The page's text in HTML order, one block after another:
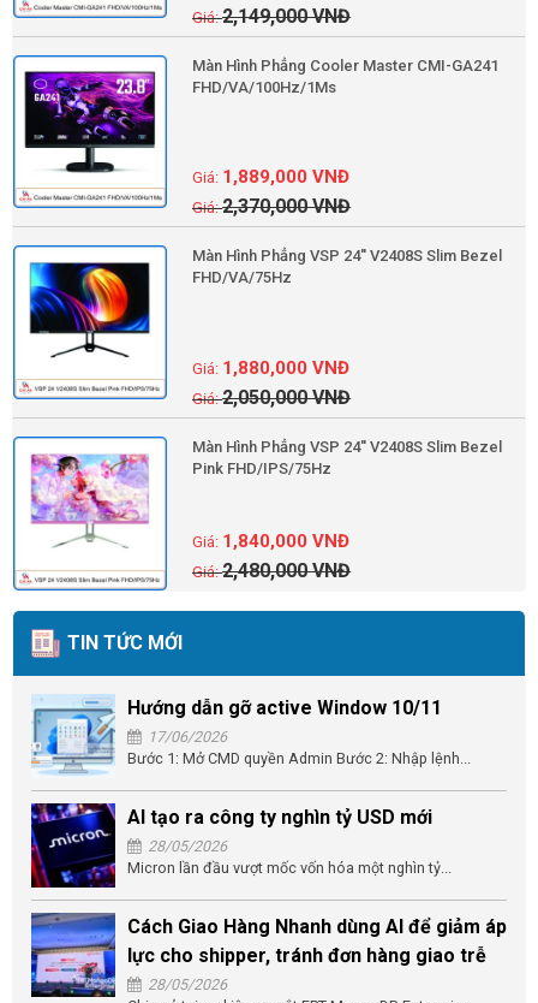
2,149,000VNĐ
Màn Hình Phẳng Cooler Master CMI-GA241
FHD/VA/100Hz/1Ms
2,370,000VNĐ
1,889,000VNĐ
Màn Hình Phẳng VSP 24'' V2408S Slim Bezel
FHD/VA/75Hz
2,050,000VNĐ
1,880,000VNĐ
Màn Hình Phẳng VSP 24'' V2408S Slim Bezel
Pink FHD/IPS/75Hz
2,480,000VNĐ
1,840,000VNĐ
TIN TỨC MỚI
Hướng dẫn gỡ active Window 10/11
17/06/2026
Bước 1: Mở CMD quyền Admin Bước 2: Nhập lệnh...
AI tạo ra công ty nghìn tỷ USD mới
28/05/2026
Micron lần đầu vượt mốc vốn hóa một nghìn tỷ...
Cách Giao Hàng Nhanh dùng AI để giảm áp
lực cho shipper, tránh đơn hàng giao trễ
28/05/2026